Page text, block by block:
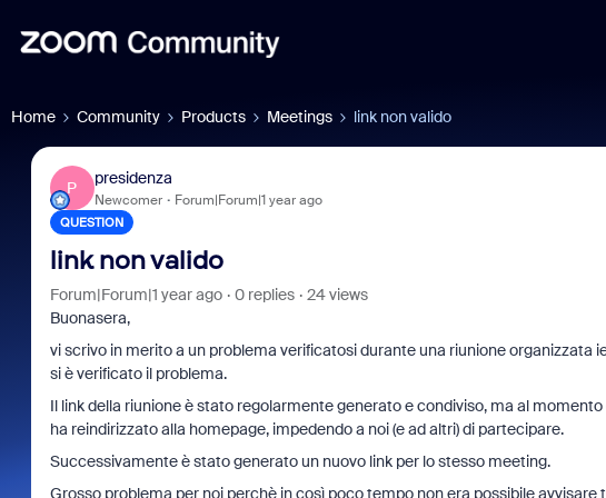
Home Community Products Meetings link non valido
P
presidenza
Newcomer Forum|Forum|1 year ago
QUESTION
link non valido
Forum|Forum|1 year ago 0 replies
24 views
Buonasera,
vi scrivo in merito a un problema verificatosi durante una riunione organizzata
si è verificato il problema.
Il link della riunione è stato regolarmente generato e condiviso, ma al
ha reindirizzato alla homepage, impedendo a noi (e ad altri) di partecipare.
Successivamente è stato generato un nuovo link per lo stesso meeting.
Grosso problema per noi perchè in così poco tempo non era possibile